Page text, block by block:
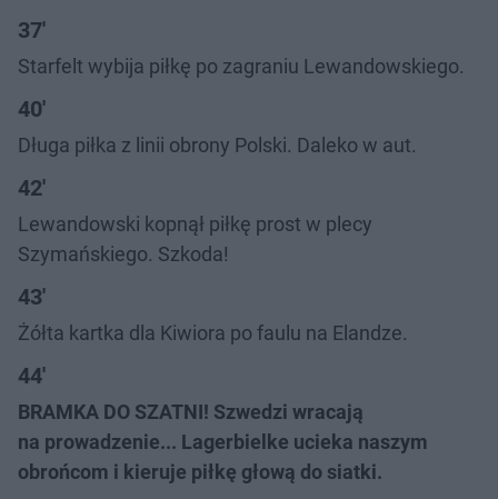
37'
Starfelt wybija piłkę po zagraniu Lewandowskiego.
40'
Długa piłka z linii obrony Polski. Daleko w aut.
42'
Lewandowski kopnął piłkę prost w plecy
Szymańskiego. Szkoda!
43'
Żółta kartka dla Kiwiora po faulu na Elandze.
44'
BRAMKA DO SZATNI! Szwedzi wracają
na prowadzenie... Lagerbielke ucieka naszym
obrońcom i kieruje piłkę głową do siatki.